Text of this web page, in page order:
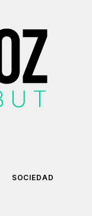
SOCIEDAD